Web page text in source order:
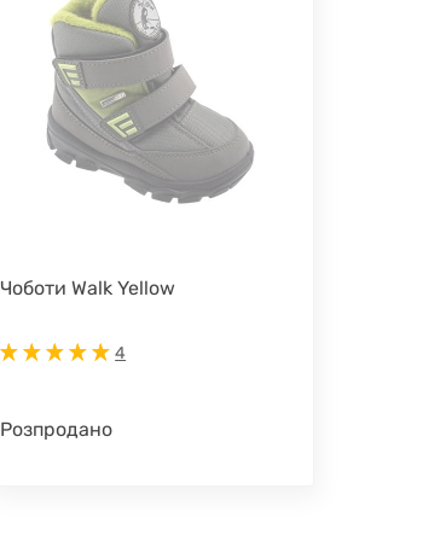
Чоботи Walk Yellow
4
Розпродано